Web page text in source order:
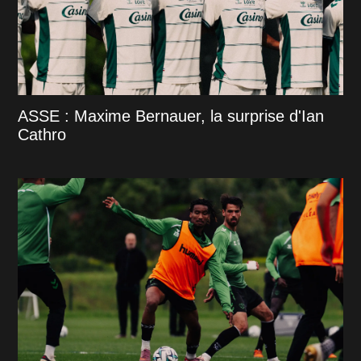
ASSE : Maxime Bernauer, la surprise d'Ian
Cathro